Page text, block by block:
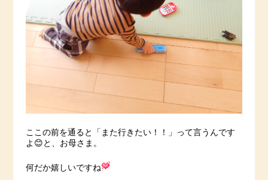
ここの前を通ると「また行きたい！！」って言うんです
よ😊と、お母さま。
何だか嬉しいですね